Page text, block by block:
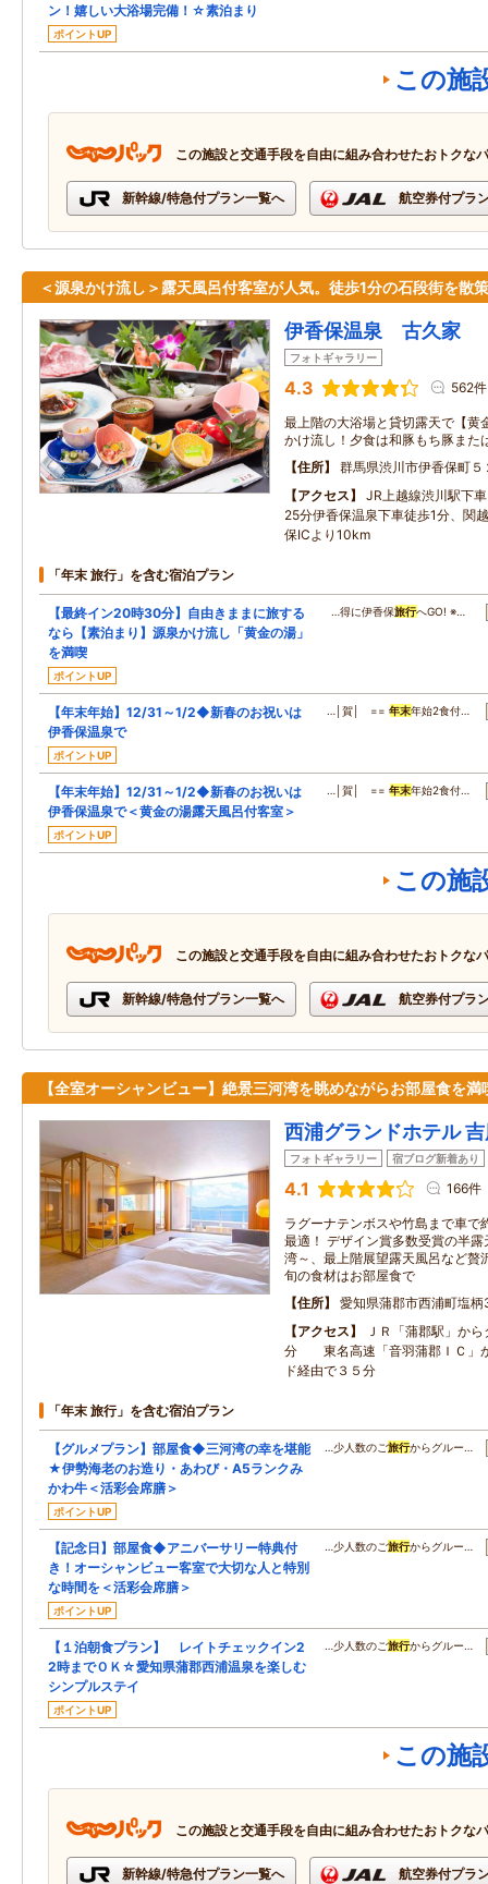
ン！嬉しい大浴場完備！☆素泊まり
ポイントUP
この施
この施設と交通手段を自由に組み合わせたおトクな
新幹線/特急付プラン一覧へ 航空券付プラ
＜源泉かけ流し＞露天風呂付客室が人気。徒歩1分の石段街を散策
伊香保温泉 古久家
フォトギャラリー
4.3 562件
最上階の大浴場と貸切露天で【黄
かけ流し！夕食は和豚もち豚また
住所
群馬県渋川市伊香保町５
アクセス
JR上越線渋川駅下
25分伊香保温泉下車徒歩1分、関
保ICより10km
「年末 旅行」を含む宿泊プラン
【最終イン20時30分】自由きままに旅する
なら【素泊まり】源泉かけ流し「黄金の湯」
を満喫
ポイントUP
…得に伊香保旅行へGO! ※…
【年末年始】12/31～1/2◆新春のお祝いは
伊香保温泉で
ポイントUP
…│賀│ ==年末年始2食付…
【年末年始】12/31～1/2◆新春のお祝いは
伊香保温泉で＜黄金の湯露天風呂付客室＞
ポイントUP
…│賀│ ==年末年始2食付…
この施
この施設と交通手段を自由に組み合わせたおトクな
新幹線/特急付プラン一覧へ 航空券付プラ
【全室オーシャンビュー】絶景三河湾を眺めながらお部屋食を満
西浦グランドホテル
フォトギャラリー 宿ブログ新着あり
4.1 166件
ラグーナテンボスや竹島まで車
最適！ デザイン賞多数受賞の半
湾～、最上階展望露天風呂など贅
旬の食材はお部屋食で
住所
愛知県蒲郡市西浦町塩柄
アクセス
ＪＲ「蒲郡駅」か
分 東名高速「音羽蒲郡ＩＣ」
ド経由で３５分
「年末 旅行」を含む宿泊プラン
【グルメプラン】部屋食◆三河湾の幸を堪能
★伊勢海老のお造り・あわび・A5ランクみ
かわ牛＜活彩会席膳＞
ポイントUP
…少人数のご旅行からグルー…
【記念日】部屋食◆アニバーサリー特典付
き！オーシャンビュー客室で大切な人と特別
な時間を＜活彩会席膳＞
ポイントUP
…少人数のご旅行からグルー…
【１泊朝食プラン】 レイトチェックイン2
2時までＯＫ☆愛知県蒲郡西浦温泉を楽しむ
シンプルステイ
ポイントUP
…少人数のご旅行からグルー…
この施
この施設と交通手段を自由に組み合わせたおトクな
新幹線/特急付プラン一覧へ 航空券付プラ